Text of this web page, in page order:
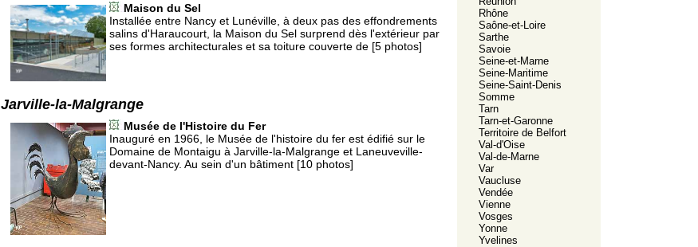
Rhône
Saône-et-Loire
Sarthe
Savoie
Seine-et-Marne
Seine-Maritime
Seine-Saint-Denis
Somme
Tarn
Tarn-et-Garonne
Territoire de Belfort
Val-d'Oise
Val-de-Marne
Var
Vaucluse
Vendée
Vienne
Vosges
Yonne
Yvelines
Maison du Sel
Installée entre Nancy et Lunéville, à deux pas des effondrements
salins d'Haraucourt, la Maison du Sel surprend dès l'extérieur par
ses formes architecturales et sa toiture couverte de [5 photos]
Jarville-la-Malgrange
Musée de l'Histoire du Fer
Inauguré en 1966, le Musée de l'histoire du fer est édifié sur le
Domaine de Montaigu à Jarville-la-Malgrange et Laneuveville-
devant-Nancy. Au sein d'un bâtiment [10 photos]